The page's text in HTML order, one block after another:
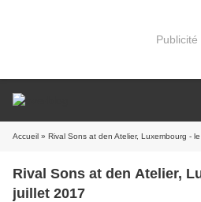
Publicité
Accueil » Rival Sons at den Atelier, Luxembourg -
Rival Sons at den Atelier,
juillet 2017